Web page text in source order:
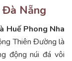
Nẵng
Huế Phong Nha
Thiên Đường là
động núi đá vôi